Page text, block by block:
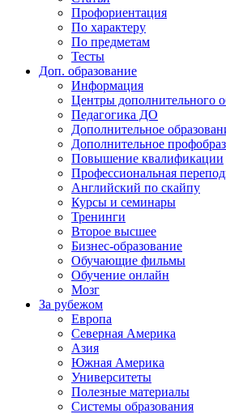
Профориентация
По характеру
По предметам
Тесты
Доп. образование
Информация
Центры дополнительного
Педагогика ДО
Дополнительное
Дополнительное
Повышение квалификации
Профессиональная
Английский по скайпу
Курсы и семинары
Тренинги
Второе высшее
Бизнес-образование
Обучающие фильмы
Обучение онлайн
Мозг
За рубежом
Европа
Северная Америка
Азия
Южная Америка
Университеты
Полезные материалы
Системы образования